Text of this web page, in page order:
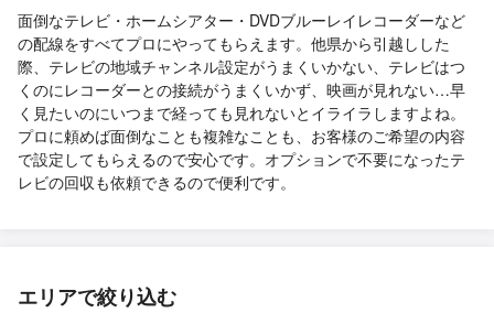
面倒なテレビ・ホームシアター・DVDブルーレイレコーダーなど
の配線をすべてプロにやってもらえます。他県から引越しした
際、テレビの地域チャンネル設定がうまくいかない、テレビはつ
くのにレコーダーとの接続がうまくいかず、映画が見れない…早
く見たいのにいつまで経っても見れないとイライラしますよね。
プロに頼めば面倒なことも複雑なことも、お客様のご希望の内容
で設定してもらえるので安心です。オプションで不要になったテ
レビの回収も依頼できるので便利です。
エリアで絞り込む